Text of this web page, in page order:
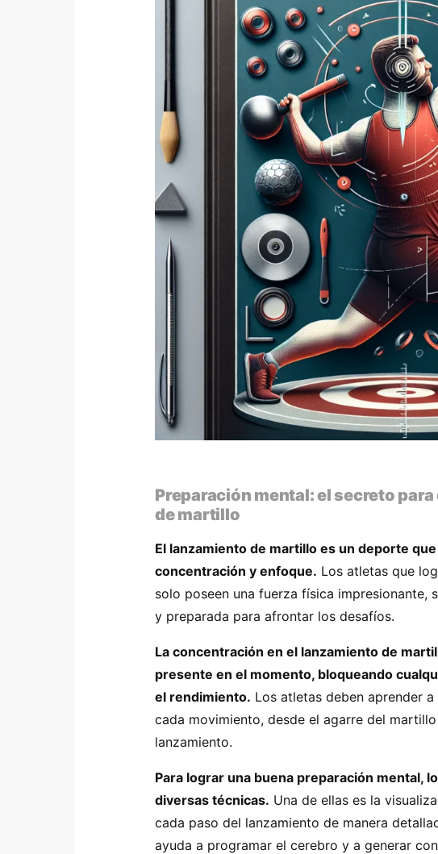
Preparación mental: el secreto
de martillo
El lanzamiento de martillo es un deporte
concentración y enfoque. Los atletas que
solo poseen una fuerza física impresionante,
y preparada para afrontar los desafíos.
La concentración en el lanzamiento de
presente en el momento, bloqueando
el rendimiento. Los atletas deben aprender
cada movimiento, desde el agarre del
lanzamiento.
Para lograr una buena preparación mental,
diversas técnicas. Una de ellas es la
cada paso del lanzamiento de manera
ayuda a programar el cerebro y a generar